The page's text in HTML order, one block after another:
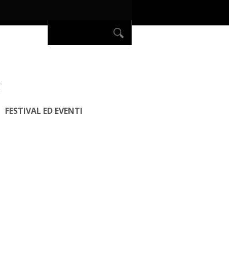
FESTIVAL ED EVENTI